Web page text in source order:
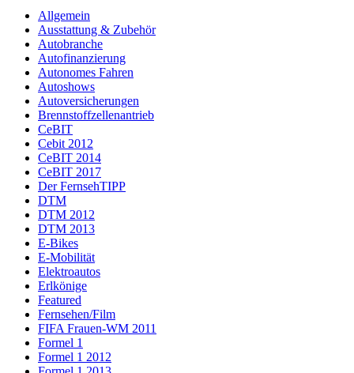
Allgemein
Ausstattung & Zubehör
Autobranche
Autofinanzierung
Autonomes Fahren
Autoshows
Autoversicherungen
Brennstoffzellenantrieb
CeBIT
Cebit 2012
CeBIT 2014
CeBIT 2017
Der FernsehTIPP
DTM
DTM 2012
DTM 2013
E-Bikes
E-Mobilität
Elektroautos
Erlkönige
Featured
Fernsehen/Film
FIFA Frauen-WM 2011
Formel 1
Formel 1 2012